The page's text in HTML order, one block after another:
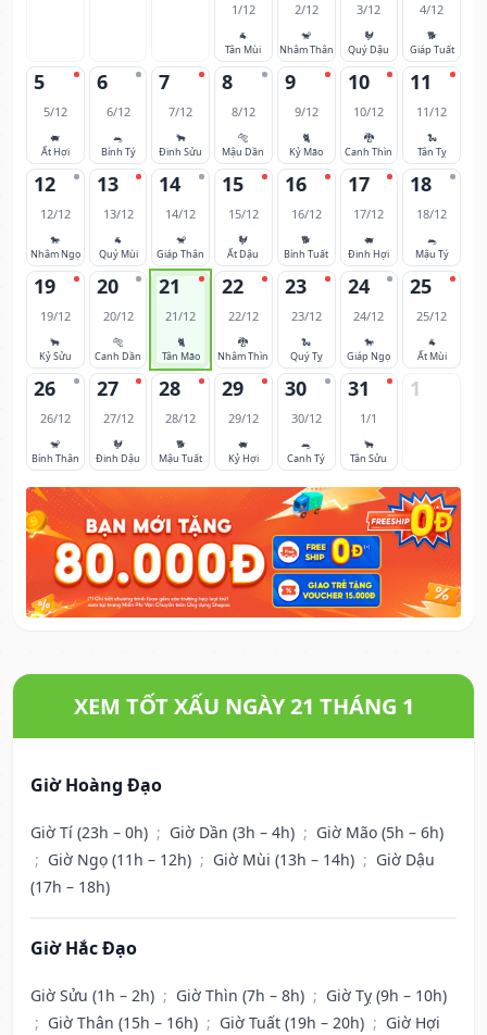
1/12
🐐
Tân Mùi
2/12
🐒
Nhâm Thân
3/12
🐓
Quý Dậu
4/12
🐕
Giáp Tuất
5
5/12
🐖
Ất Hợi
6
6/12
🐀
Bính Tý
7
7/12
🐂
Đinh Sửu
8
8/12
🐅
Mậu Dần
9
9/12
🐈
Kỷ Mão
10
10/12
🐉
Canh Thìn
11
11/12
🐍
Tân Tỵ
12
12/12
🐎
Nhâm Ngọ
13
13/12
🐐
Quý Mùi
14
14/12
🐒
Giáp Thân
15
15/12
🐓
Ất Dậu
16
16/12
🐕
Bính Tuất
17
17/12
🐖
Đinh Hợi
18
18/12
🐀
Mậu Tý
19
19/12
🐂
Kỷ Sửu
20
20/12
🐅
Canh Dần
21
21/12
🐈
Tân Mão
22
22/12
🐉
Nhâm Thìn
23
23/12
🐍
Quý Tỵ
24
24/12
🐎
Giáp Ngọ
25
25/12
🐐
Ất Mùi
26
26/12
🐒
Bính Thân
27
27/12
🐓
Đinh Dậu
28
28/12
🐕
Mậu Tuất
29
29/12
🐖
Kỷ Hợi
30
30/12
🐀
Canh Tý
31
1/1
🐂
Tân Sửu
1
XEM TỐT XẤU NGÀY 21 THÁNG 1
Giờ Hoàng Đạo
Giờ Tí (23h – 0h) ; Giờ Dần (3h – 4h) ; Giờ Mão (5h – 6h)
; Giờ Ngọ (11h – 12h) ; Giờ Mùi (13h – 14h) ; Giờ Dậu
(17h – 18h)
Giờ Hắc Đạo
Giờ Sửu (1h – 2h) ; Giờ Thìn (7h – 8h) ; Giờ Tỵ (9h – 10h)
; Giờ Thân (15h – 16h) ; Giờ Tuất (19h – 20h) ; Giờ Hợi